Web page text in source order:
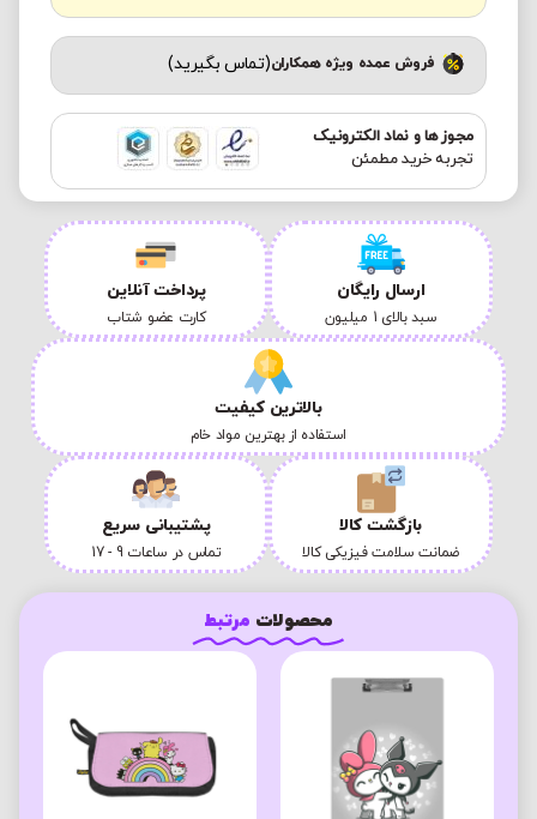
فروش عمده ویژه همکاران(تماس بگیرید)
مجوز ها و نماد الکترونیک
تجربه خرید مطمئن
ارسال رایگان
سبد بالای 1 میلیون
پرداخت آنلاین
کارت عضو شتاب
بالاترین کیفیت
استفاده از بهترین مواد خام
بازگشت کالا
ضمانت سلامت فیزیکی کالا
پشتیبانی سریع
تماس در ساعات 9 - 17
محصولات مرتبط